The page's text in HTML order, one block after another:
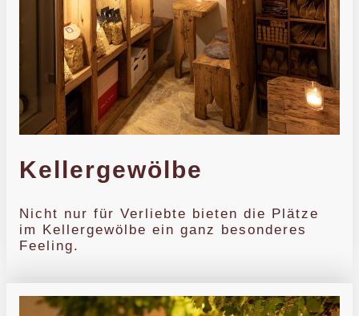
Kellergewölbe
Nicht nur für Verliebte bieten die Plätze
im Kellergewölbe ein ganz besonderes
Feeling.